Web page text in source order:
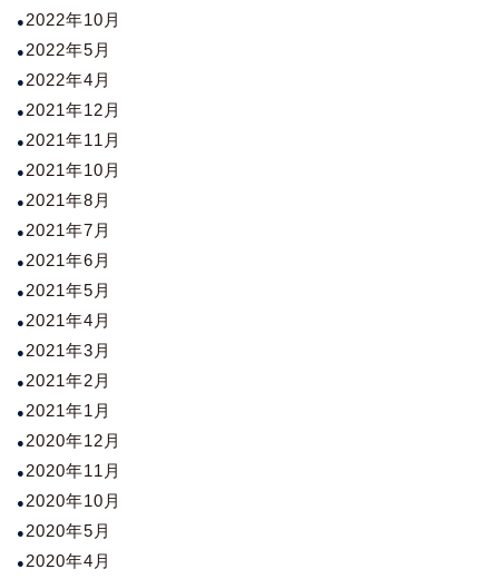
2022年10月
2022年5月
2022年4月
2021年12月
2021年11月
2021年10月
2021年8月
2021年7月
2021年6月
2021年5月
2021年4月
2021年3月
2021年2月
2021年1月
2020年12月
2020年11月
2020年10月
2020年5月
2020年4月